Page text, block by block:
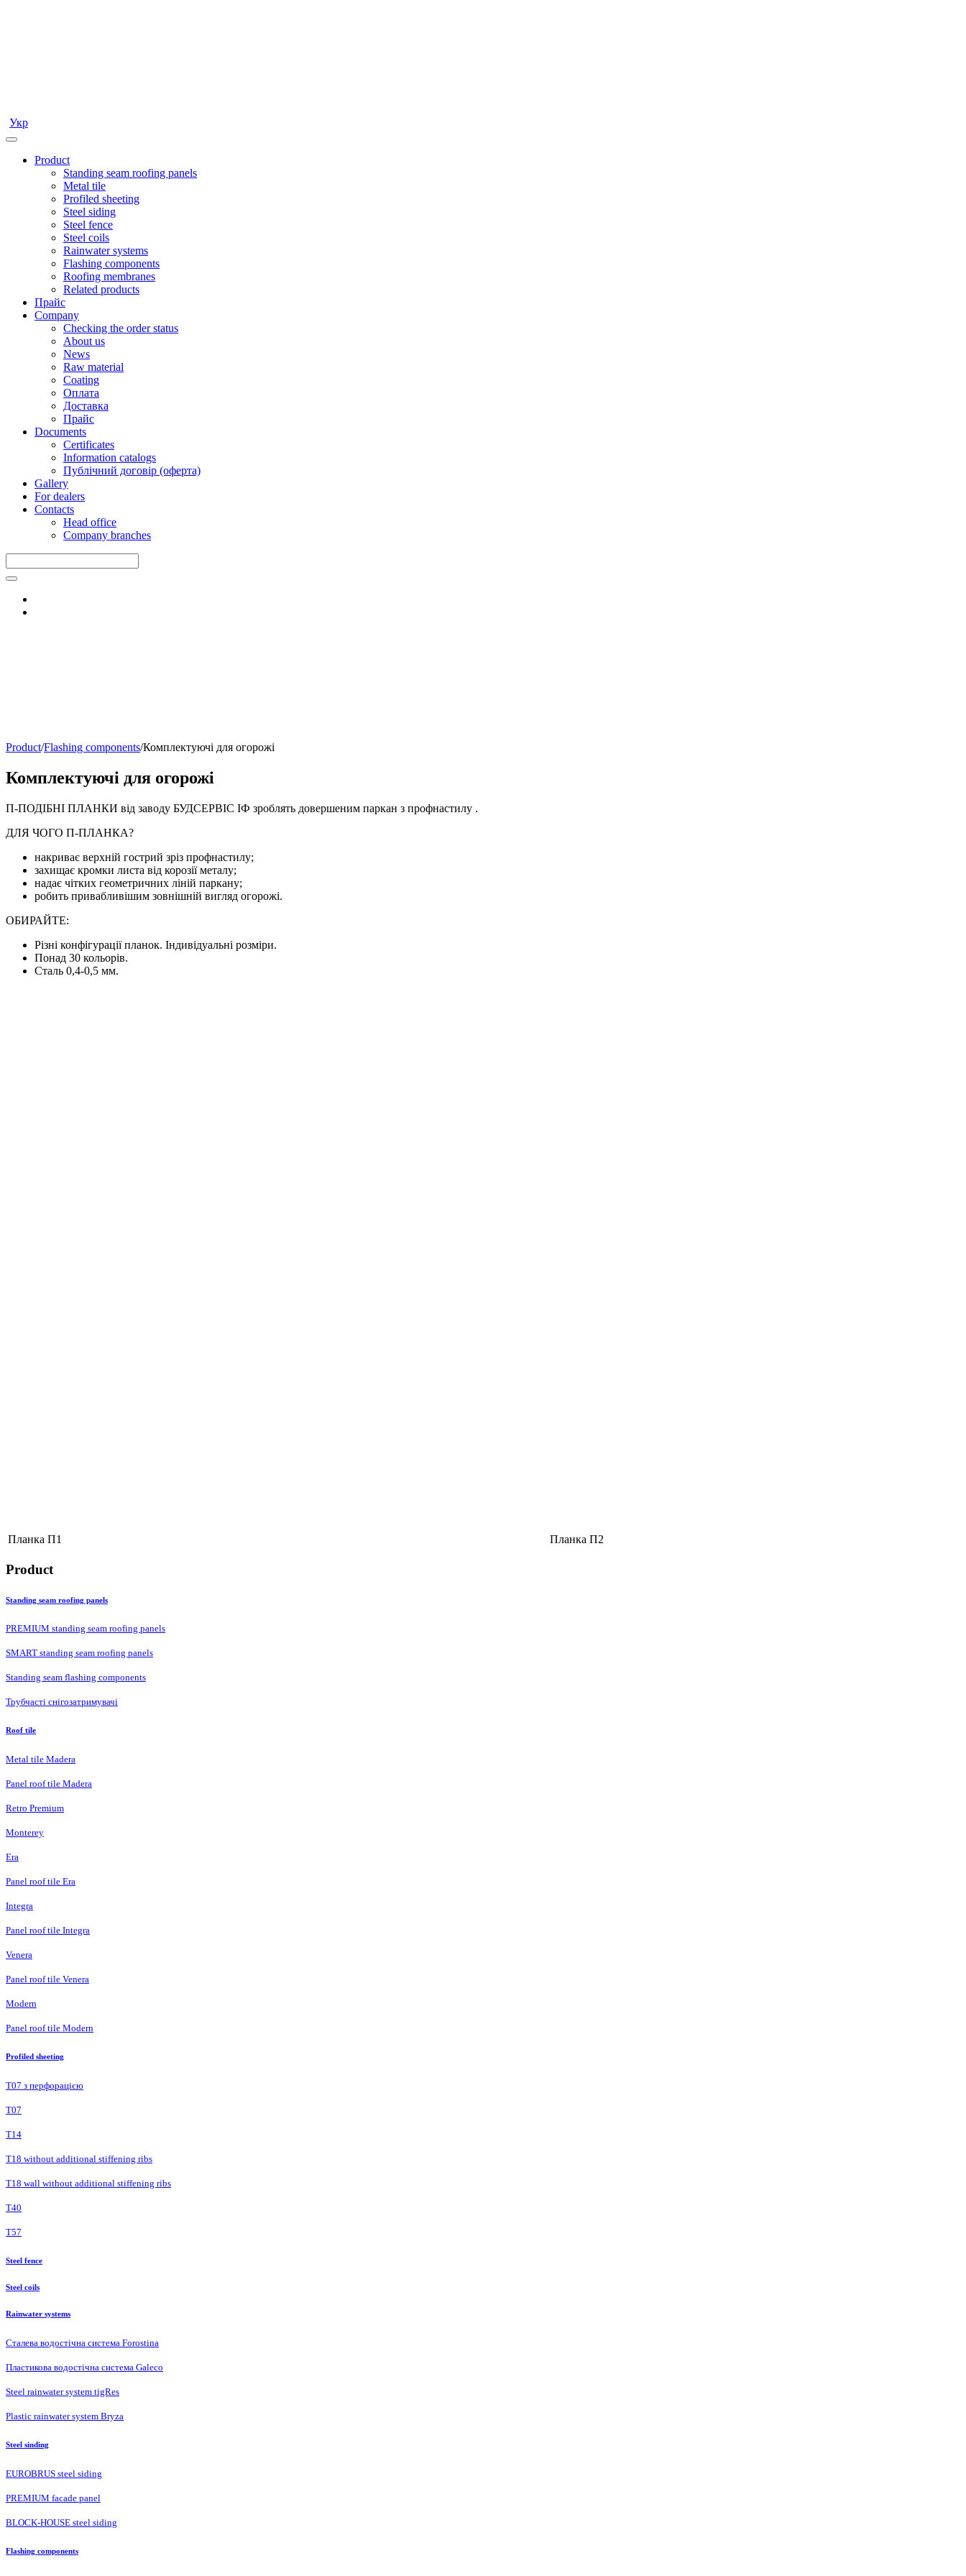
Укр
Product
Standing seam roofing panels
Metal tile
Profiled sheeting
Steel siding
Steel fence
Steel coils
Rainwater systems
Flashing components
Roofing membranes
Related products
Прайс
Company
Checking the order status
About us
News
Raw material
Coating
Оплата
Доставка
Прайс
Documents
Certificates
Information catalogs
Публічний договір (оферта)
Gallery
For dealers
Contacts
Head office
Company branches
Product/Flashing components/Комплектуючі для огорожі
Комплектуючі для огорожі
П-ПОДІБНІ ПЛАНКИ від заводу БУДСЕРВІС ІФ зроблять довершеним паркан з профнастилу .
ДЛЯ ЧОГО П-ПЛАНКА?
накриває верхній гострий зріз профнастилу;
захищає кромки листа від корозії металу;
надає чітких геометричних ліній паркану;
робить привабливішим зовнішній вигляд огорожі.
ОБИРАЙТЕ:
Різні конфігурації планок. Індивідуальні розміри.
Понад 30 кольорів.
Сталь 0,4-0,5 мм.
Планка П1 Планка П2
Product
Standing seam roofing panels
PREMIUM standing seam roofing panels
SMART standing seam roofing panels
Standing seam flashing components
Трубчасті снігозатримувачі
Roof tile
Metal tile Madera
Panel roof tile Madera
Retro Premium
Monterey
Era
Panel roof tile Era
Integra
Panel roof tile Integra
Venera
Panel roof tile Venera
Modern
Panel roof tile Modern
Profiled sheeting
Т07 з перфорацією
Т07
Т14
T18 without additional stiffening ribs
T18 wall without additional stiffening ribs
Т40
Т57
Steel fence
Steel coils
Rainwater systems
Сталева водостічна система Forostina
Пластикова водостічна система Galeco
Steel rainwater system tigRes
Plastic rainwater system Bryza
Steel sinding
EUROBRUS steel siding
PREMIUM facade panel
BLOCK-HOUSE steel siding
Flashing components